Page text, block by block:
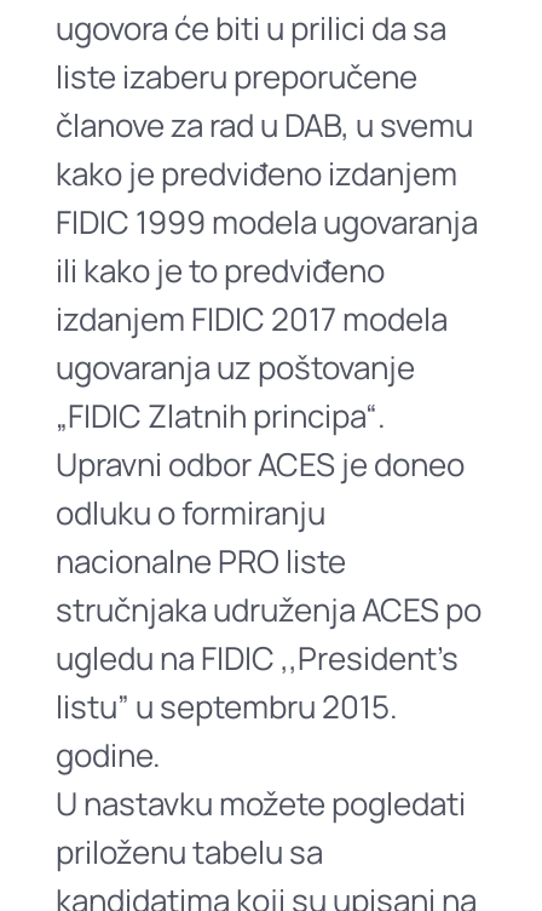
ugovora će biti u prilici da sa
liste izaberu preporučene
članove za rad u DAB, u svemu
kako je predviđeno izdanjem
FIDIC 1999 modela ugovaranja
ili kako je to predviđeno
izdanjem FIDIC 2017 modela
ugovaranja uz poštovanje
„FIDIC Zlatnih principa“.
Upravni odbor ACES je doneo
odluku o formiranju
nacionalne PRO liste
stručnjaka udruženja ACES po
ugledu na FIDIC ,,President’s
listu” u septembru 2015.
godine.
U nastavku možete pogledati
priloženu tabelu sa
kandidatima koji su upisani na